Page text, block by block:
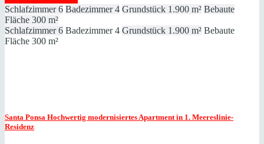
Schlafzimmer 6 Badezimmer 4 Grundstück 1.900 m² Bebaute
Fläche 300 m²
Schlafzimmer 6 Badezimmer 4 Grundstück 1.900 m² Bebaute
Fläche 300 m²
Santa Ponsa Hochwertig modernisiertes Apartment in 1. Meereslinie-
Residenz